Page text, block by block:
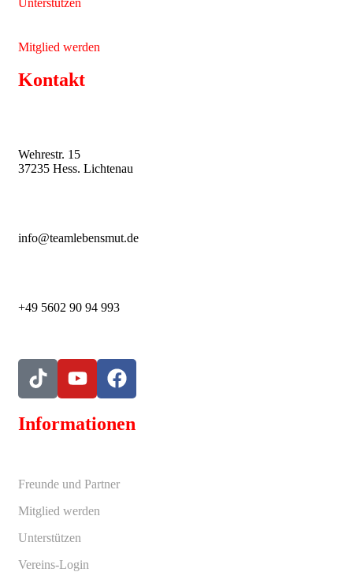
Mitglied werden
Kontakt
Wehrestr. 15
37235 Hess. Lichtenau
info@teamlebensmut.de
+49 5602 90 94 993
Informationen
Freunde und Partner
Mitglied werden
Unterstützen
Vereins-Login